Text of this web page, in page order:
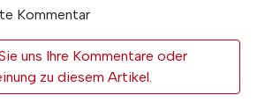
Kommentar
uns Ihre Kommentare oder
zu diesem Artikel.